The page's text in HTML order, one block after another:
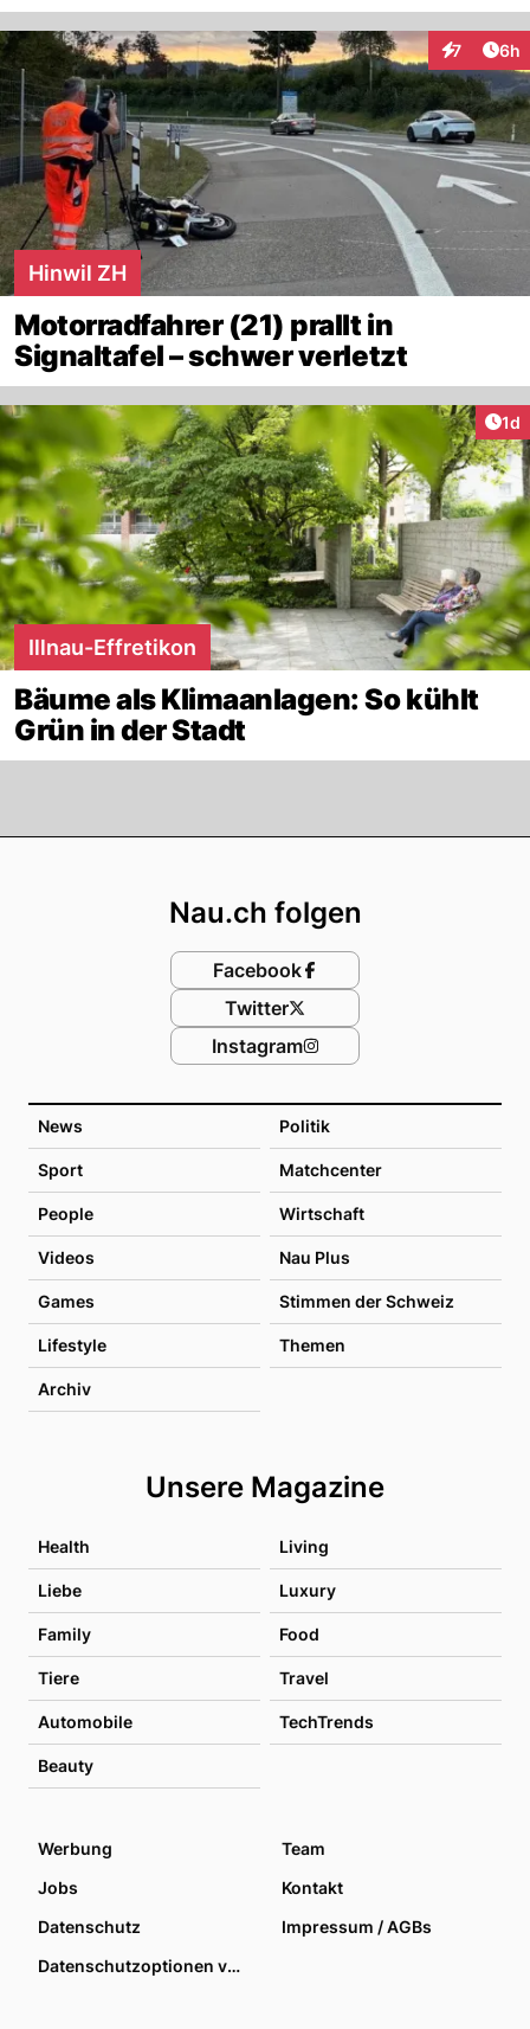
7 6h
Hinwil ZH
Motorradfahrer (21) prallt in
Signaltafel – schwer verletzt
1d
Illnau-Effretikon
Bäume als Klimaanlagen: So kühlt
Grün in der Stadt
News Politik
Sport Matchcenter
People Wirtschaft
Videos Nau Plus
Games Stimmen der Schweiz
Lifestyle Themen
Archiv
Unsere Magazine
Health Living
Liebe Luxury
Family Food
Tiere Travel
Automobile TechTrends
Beauty
Nau.ch folgen
Facebook
Twitter
Instagram
Werbung
Team
Jobs
Kontakt
Datenschutz
Impressum / AGBs
Datenschutzoptionen verwalten